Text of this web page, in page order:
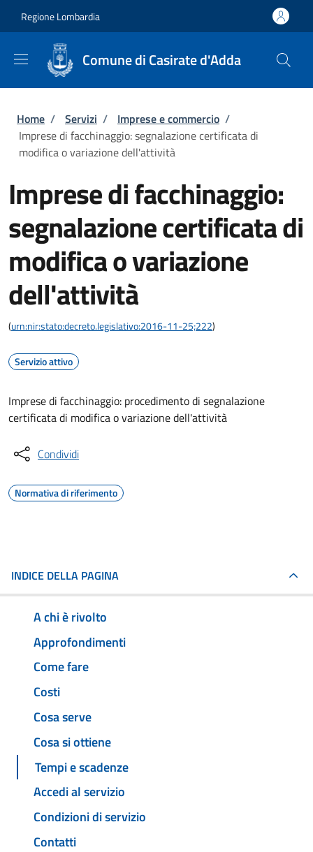
Regione Lombardia
Comune di Casirate d'Adda
Briciole di pane
Home / Servizi / Imprese e commercio /
Imprese di facchinaggio: segnalazione certificata di
modifica o variazione dell'attività
Imprese di facchinaggio:
segnalazione certificata di
modifica o variazione
dell'attività
(urn:nir:stato:decreto.legislativo:2016-11-25;222)
Servizio attivo
Imprese di facchinaggio: procedimento di segnalazione
certificata di modifica o variazione dell'attività
Condividi
Normativa di riferimento
INDICE DELLA PAGINA
A chi è rivolto
Approfondimenti
Come fare
Costi
Cosa serve
Cosa si ottiene
Tempi e scadenze
Accedi al servizio
Condizioni di servizio
Contatti